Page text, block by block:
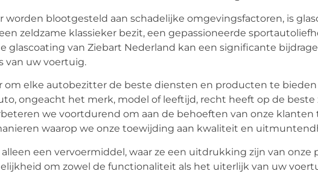
worden blootgesteld aan schadelijke omgevingsfactoren, is
zeldzame klassieker bezit, een gepassioneerde
glascoating van Ziebart Nederland kan een significante
van uw voertuig.
om elke autobezitter de beste diensten en producten te bieden
ongeacht het merk, model of leeftijd, recht heeft op de beste
we voortdurend om aan de behoeften van onze klanten
waarop we onze toewijding aan kwaliteit en
een vervoermiddel, waar ze een uitdrukking zijn van onze
om zowel de functionaliteit als het uiterlijk van uw